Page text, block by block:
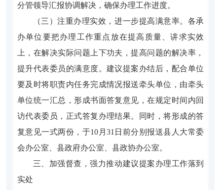
分管领导汇报协调解决，确保办理工作进度。
（三）注重办理实效，进一步提高满意率。 各承
办单位要把办理工作重点放在提高质量、讲求实效
上，在解决实际问题上下功夫，提高问题的解决率，
提升代表委员的满意度。建议提案办结后，配合单位
要及时将职责内任务完成情况报送牵头单位，由牵头
单位统一汇总，形成书面答复意见，在规定时间内回
访代表委员，正式答复办理结果。同时，将形成的答
复意见一式两份，于10 月31 日前分别报送县人大常委
会办公室 县政府办公室 县政协办公室。
三、加强督查，强力推动建议提案办理工作落到
实处